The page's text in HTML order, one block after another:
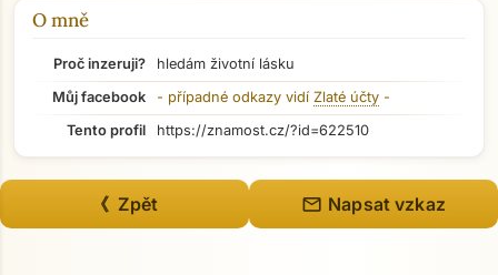
O mně
Proč inzeruji?
hledám životní lásku
Můj facebook
- případné odkazy vidí Zlaté účty -
Tento profil
https://znamost.cz/?id=622510
《 Zpět mail Napsat vzkaz